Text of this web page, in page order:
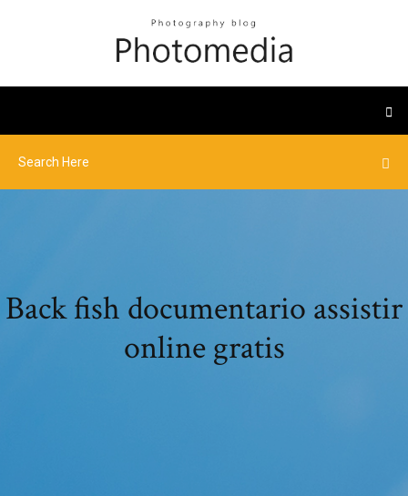
Back fish documentario assistir
online gratis